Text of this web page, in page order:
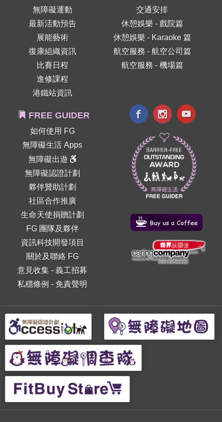
無障礙運動
最新活動預告
展能藝術
復康組織資訊
比賽日程
進修課程
港鐵站資訊
交通安排
休憩娛樂 - 戲院篇
休憩娛樂 - Karaoke 篇
航空服務 - 航空公司篇
航空服務 - 機場篇
FREE GUIDER
如何使用 FG
無障礙生活 Apps
無障礙出遊
無障礙認證計劃
夥伴贊助計劃
社區合作推廣
生命天使捐贈計劃
FG 團隊及夥伴
資訊科技開發項目
關於及聯絡 FG
意見收集 -義工招募
私穩條例 - 免責聲明